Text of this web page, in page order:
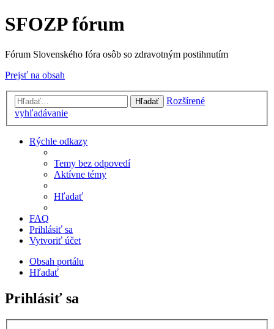
SFOZP fórum
Fórum Slovenského fóra osôb so zdravotným postihnutím
Prejsť na obsah
Hľadať
Rozšírené
vyhľadávanie
Rýchle odkazy
Temy bez odpovedí
Aktívne témy
Hľadať
FAQ
Prihlásiť sa
Vytvoriť účet
Obsah portálu
Hľadať
Prihlásiť sa